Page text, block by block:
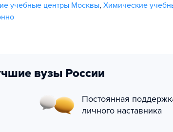
учебные центры Москвы, Химические
вузы России
Постоянная
личного наставника